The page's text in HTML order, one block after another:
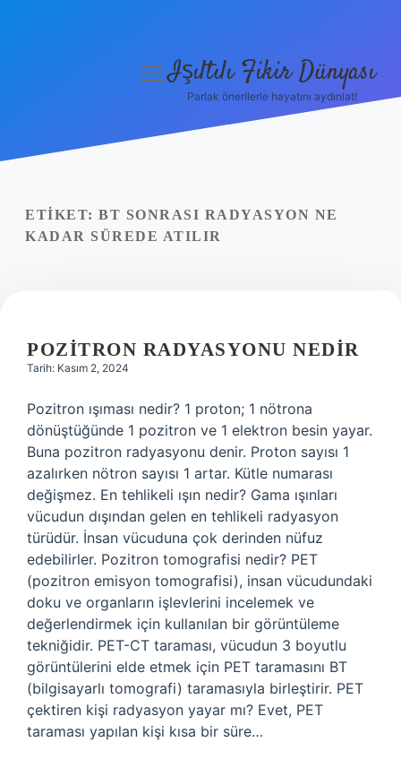
Yasal Uyarı
menüyüIşıltılı Fikir Dünyası
Parlak önerilerle hayatını aydınlat!
ETIKET: BT SONRASI RADYASYON NE
KADAR SÜREDE ATILIR
POZITRON RADYASYONU NEDIR
Tarih: Kasım 2, 2024
Pozitron ışıması nedir? 1 proton; 1 nötrona
dönüştüğünde 1 pozitron ve 1 elektron besin yayar.
Buna pozitron radyasyonu denir. Proton sayısı 1
azalırken nötron sayısı 1 artar. Kütle numarası
değişmez. En tehlikeli ışın nedir? Gama ışınları
vücudun dışından gelen en tehlikeli radyasyon
türüdür. İnsan vücuduna çok derinden nüfuz
edebilirler. Pozitron tomografisi nedir? PET
(pozitron emisyon tomografisi), insan vücudundaki
doku ve organların işlevlerini incelemek ve
değerlendirmek için kullanılan bir görüntüleme
tekniğidir. PET-CT taraması, vücudun 3 boyutlu
görüntülerini elde etmek için PET taramasını BT
(bilgisayarlı tomografi) taramasıyla birleştirir. PET
çektiren kişi radyasyon yayar mı? Evet, PET
taraması yapılan kişi kısa bir süre…